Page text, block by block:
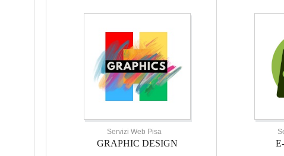
Servizi Web Pisa
GRAPHIC DESIGN